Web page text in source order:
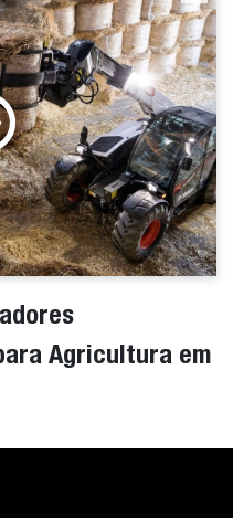
Agricultura em